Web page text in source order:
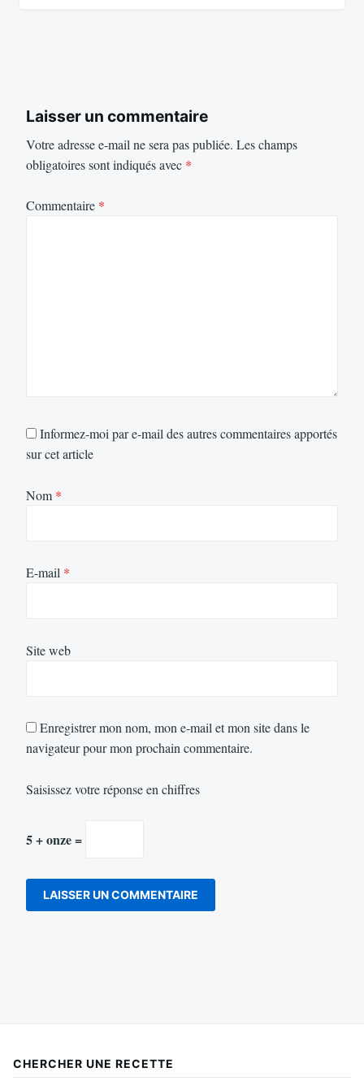
Laisser un commentaire
Votre adresse e-mail ne sera pas publiée. Les champs
obligatoires sont indiqués avec *
Commentaire *
Informez-moi par e-mail des autres commentaires apportés
sur cet article
Nom *
E-mail *
Site web
Enregistrer mon nom, mon e-mail et mon site dans le
navigateur pour mon prochain commentaire.
Saisissez votre réponse en chiffres
5 + onze =
CHERCHER UNE RECETTE